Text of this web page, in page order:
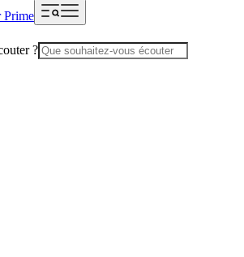
Prime
?